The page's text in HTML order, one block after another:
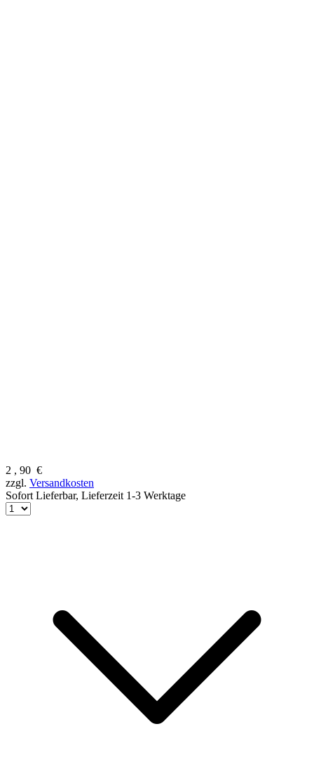
2 , 90 €
zzgl. Versandkosten
Sofort Lieferbar, Lieferzeit 1-3 Werktage